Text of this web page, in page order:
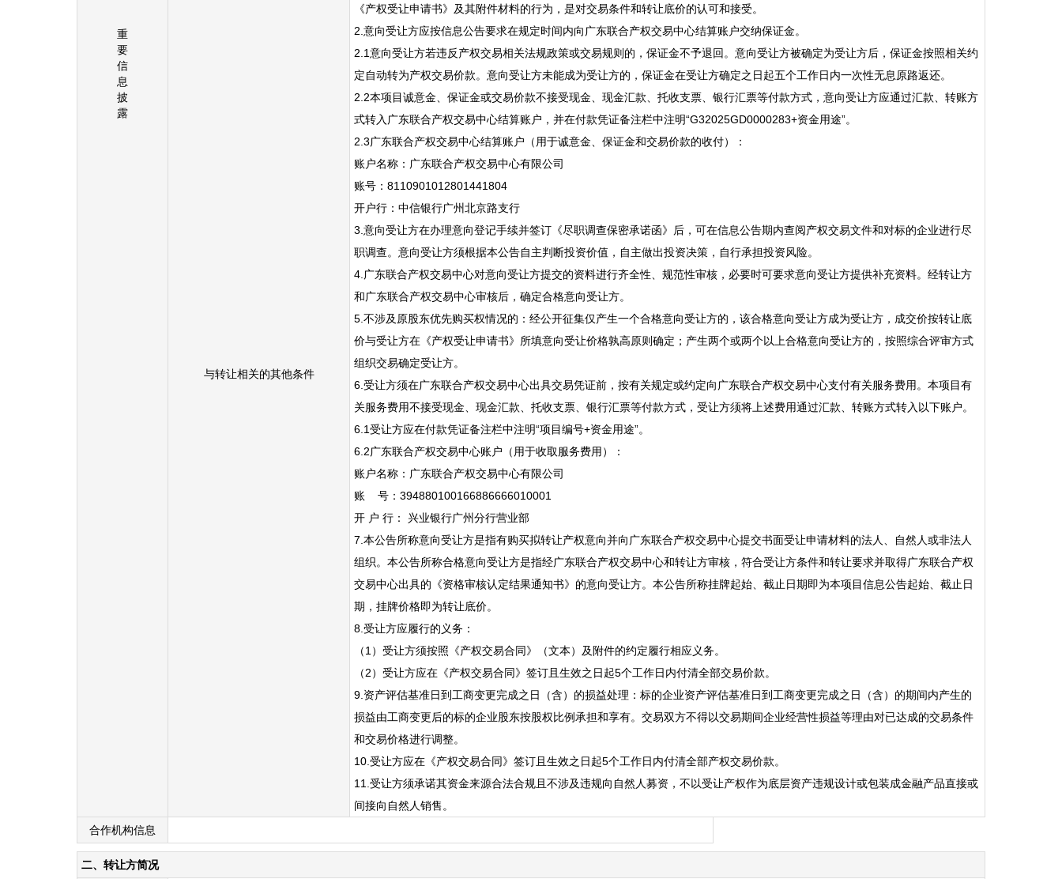
重
要
信
息
披
露
与转让相关的其他条件
《产权受让申请书》及其附件材料的行为，是对交易条件和转让底价的认可和接受。
2.意向受让方应按信息公告要求在规定时间内向广东联合产权交易中心结算账户交纳保证金。
2.1意向受让方若违反产权交易相关法规政策或交易规则的，保证金不予退回。意向受让方被确定为受让方后，保证金按照相关约
定自动转为产权交易价款。意向受让方未能成为受让方的，保证金在受让方确定之日起五个工作日内一次性无息原路返还。
2.2本项目诚意金、保证金或交易价款不接受现金、现金汇款、托收支票、银行汇票等付款方式，意向受让方应通过汇款、转账方
式转入广东联合产权交易中心结算账户，并在付款凭证备注栏中注明“G32025GD0000283+资金用途”。
2.3广东联合产权交易中心结算账户（用于诚意金、保证金和交易价款的收付）：
账户名称：广东联合产权交易中心有限公司
账号：8110901012801441804
开户行：中信银行广州北京路支行
3.意向受让方在办理意向登记手续并签订《尽职调查保密承诺函》后，可在信息公告期内查阅产权交易文件和对标的企业进行尽
职调查。意向受让方须根据本公告自主判断投资价值，自主做出投资决策，自行承担投资风险。
4.广东联合产权交易中心对意向受让方提交的资料进行齐全性、规范性审核，必要时可要求意向受让方提供补充资料。经转让方
和广东联合产权交易中心审核后，确定合格意向受让方。
5.不涉及原股东优先购买权情况的：经公开征集仅产生一个合格意向受让方的，该合格意向受让方成为受让方，成交价按转让底
价与受让方在《产权受让申请书》所填意向受让价格孰高原则确定；产生两个或两个以上合格意向受让方的，按照综合评审方式
组织交易确定受让方。
6.受让方须在广东联合产权交易中心出具交易凭证前，按有关规定或约定向广东联合产权交易中心支付有关服务费用。本项目有
关服务费用不接受现金、现金汇款、托收支票、银行汇票等付款方式，受让方须将上述费用通过汇款、转账方式转入以下账户。
6.1受让方应在付款凭证备注栏中注明“项目编号+资金用途”。
6.2广东联合产权交易中心账户（用于收取服务费用）：
账户名称：广东联合产权交易中心有限公司
账 号：394880100166886666010001
开 户 行： 兴业银行广州分行营业部
7.本公告所称意向受让方是指有购买拟转让产权意向并向广东联合产权交易中心提交书面受让申请材料的法人、自然人或非法人
组织。本公告所称合格意向受让方是指经广东联合产权交易中心和转让方审核，符合受让方条件和转让要求并取得广东联合产权
交易中心出具的《资格审核认定结果通知书》的意向受让方。本公告所称挂牌起始、截止日期即为本项目信息公告起始、截止日
期，挂牌价格即为转让底价。
8.受让方应履行的义务：
（1）受让方须按照《产权交易合同》（文本）及附件的约定履行相应义务。
（2）受让方应在《产权交易合同》签订且生效之日起5个工作日内付清全部交易价款。
9.资产评估基准日到工商变更完成之日（含）的损益处理：标的企业资产评估基准日到工商变更完成之日（含）的期间内产生的
损益由工商变更后的标的企业股东按股权比例承担和享有。交易双方不得以交易期间企业经营性损益等理由对已达成的交易条件
和交易价格进行调整。
10.受让方应在《产权交易合同》签订且生效之日起5个工作日内付清全部产权交易价款。
11.受让方须承诺其资金来源合法合规且不涉及违规向自然人募资，不以受让产权作为底层资产违规设计或包装成金融产品直接或
间接向自然人销售。
合作机构信息
二、转让方简况